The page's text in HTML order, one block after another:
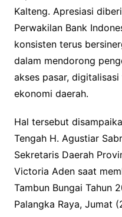
Kalteng. Apresiasi
Perwakilan Bank
konsisten terus
dalam mendorong
akses pasar,
ekonomi daerah.
Hal tersebut
Tengah H. Agustiar
Sekretaris Daerah
Victoria Aden saat
Tambun Bungai Tahun
Palangka Raya, Jumat